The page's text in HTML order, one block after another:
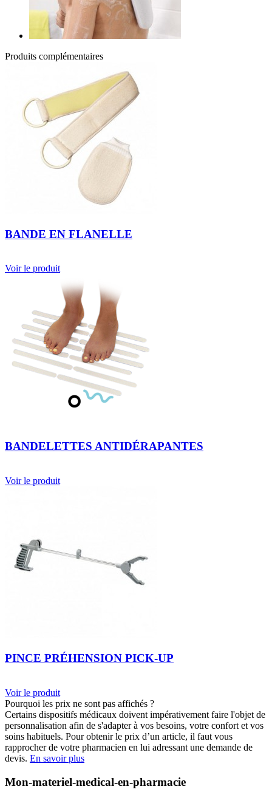
Produits complémentaires
BANDE EN FLANELLE
Voir le produit
BANDELETTES ANTIDÉRAPANTES
Voir le produit
PINCE PRÉHENSION PICK-UP
Voir le produit
Pourquoi les prix ne sont pas affichés ?
Certains dispositifs médicaux doivent impérativement faire l'objet de
personnalisation afin de s'adapter à vos besoins, votre confort et vos
soins habituels. Pour obtenir le prix d’un article, il faut vous
rapprocher de votre pharmacien en lui adressant une demande de
devis. En savoir plus
Mon-materiel-medical-en-pharmacie